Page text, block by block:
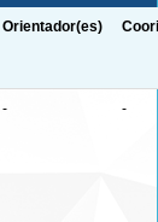
Orientador(es)
- -